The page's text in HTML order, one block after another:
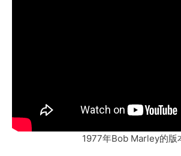
1977年Bob Marley的版